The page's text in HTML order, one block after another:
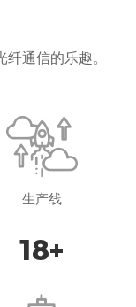
通信的乐趣。
生产线
18+